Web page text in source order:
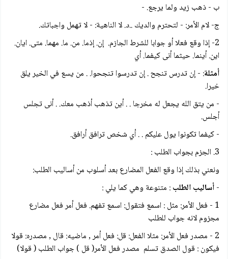
ب - ذهب زيد ولما يرجع. -
ج- لام الأمر: - لتحترم والديك ..د. لا الناهية: - لا تهمل واجباتك.
2- إذا وقع فعلا أو جوابا للشرط الجازم. إن. إذما. من. ما. مهما. متى. ایان.
این. أينما. حيثما أنى كيفما. أي
أمثلة: - إن تدرس تنجح . إن تدرسوا تنجحوا. . من يسع في الخير يلق
خيرا.
- من يتق الله يجعل له مخرجا . . أين تذهب أذهب معك. . أنى تجلس
أجلس.
- كيفما تكونوا يول عليكم . . أي شخص ترافق أرافق.
3. الجزم بجواب الطلب :
ونعني بذلك إذا وقع الفعل المضارع بعد أسلوب من أساليب الطلب:
-أساليب الطلب: متنوعة وهي كما يلي :
1 - فعل الأمر: مثل : اسمع فتقول: اسمع تفهم. فعل أمر فعل مضارع
مجزوم لانه جواب للطلب
2 - مصدر فعل الأمر: مثلا الفعل: قل: فعل أمر , ماضيه: قال , مصدره: قولا
فيكون : قول الصدق تسلم مصدر فعل الأمر( قل ) جواب الطلب ( قولا)